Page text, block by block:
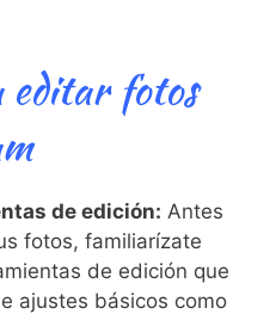
editar fotos
de edición: Antes
⁤fotos, familiarízate
de edición ​que
ajustes básicos como